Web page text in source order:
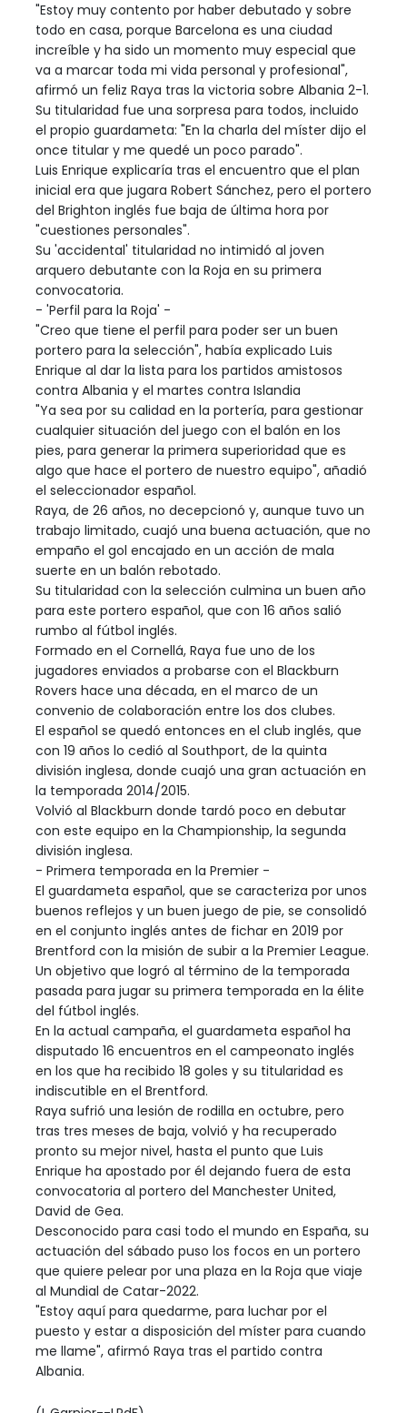
"Estoy muy contento por haber debutado y sobre
todo en casa, porque Barcelona es una ciudad
increíble y ha sido un momento muy especial que
va a marcar toda mi vida personal y profesional",
afirmó un feliz Raya tras la victoria sobre Albania 2-1.
Su titularidad fue una sorpresa para todos, incluido
el propio guardameta: "En la charla del míster dijo el
once titular y me quedé un poco parado".
Luis Enrique explicaría tras el encuentro que el plan
inicial era que jugara Robert Sánchez, pero el portero
del Brighton inglés fue baja de última hora por
"cuestiones personales".
Su 'accidental' titularidad no intimidó al joven
arquero debutante con la Roja en su primera
convocatoria.
- 'Perfil para la Roja' -
"Creo que tiene el perfil para poder ser un buen
portero para la selección", había explicado Luis
Enrique al dar la lista para los partidos amistosos
contra Albania y el martes contra Islandia
"Ya sea por su calidad en la portería, para gestionar
cualquier situación del juego con el balón en los
pies, para generar la primera superioridad que es
algo que hace el portero de nuestro equipo", añadió
el seleccionador español.
Raya, de 26 años, no decepcionó y, aunque tuvo un
trabajo limitado, cuajó una buena actuación, que no
empaño el gol encajado en un acción de mala
suerte en un balón rebotado.
Su titularidad con la selección culmina un buen año
para este portero español, que con 16 años salió
rumbo al fútbol inglés.
Formado en el Cornellá, Raya fue uno de los
jugadores enviados a probarse con el Blackburn
Rovers hace una década, en el marco de un
convenio de colaboración entre los dos clubes.
El español se quedó entonces en el club inglés, que
con 19 años lo cedió al Southport, de la quinta
división inglesa, donde cuajó una gran actuación en
la temporada 2014/2015.
Volvió al Blackburn donde tardó poco en debutar
con este equipo en la Championship, la segunda
división inglesa.
- Primera temporada en la Premier -
El guardameta español, que se caracteriza por unos
buenos reflejos y un buen juego de pie, se consolidó
en el conjunto inglés antes de fichar en 2019 por
Brentford con la misión de subir a la Premier League.
Un objetivo que logró al término de la temporada
pasada para jugar su primera temporada en la élite
del fútbol inglés.
En la actual campaña, el guardameta español ha
disputado 16 encuentros en el campeonato inglés
en los que ha recibido 18 goles y su titularidad es
indiscutible en el Brentford.
Raya sufrió una lesión de rodilla en octubre, pero
tras tres meses de baja, volvió y ha recuperado
pronto su mejor nivel, hasta el punto que Luis
Enrique ha apostado por él dejando fuera de esta
convocatoria al portero del Manchester United,
David de Gea.
Desconocido para casi todo el mundo en España, su
actuación del sábado puso los focos en un portero
que quiere pelear por una plaza en la Roja que viaje
al Mundial de Catar-2022.
"Estoy aquí para quedarme, para luchar por el
puesto y estar a disposición del míster para cuando
me llame", afirmó Raya tras el partido contra
Albania.